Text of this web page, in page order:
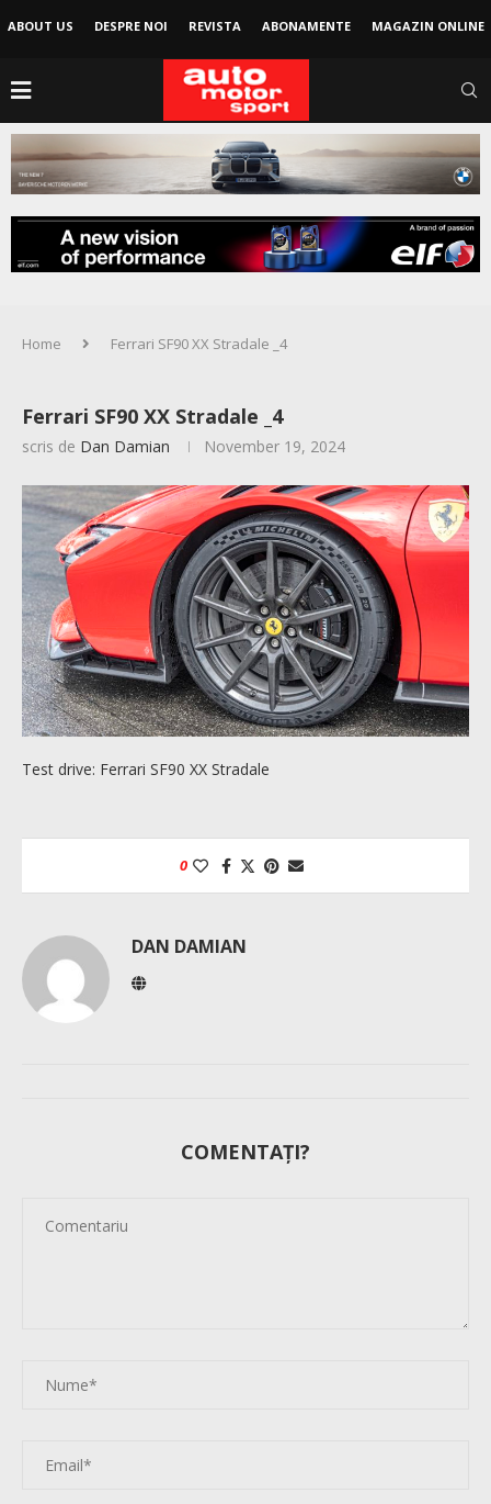
ABOUT US DESPRE NOI REVISTA ABONAMENTE MAGAZIN ONLINE
Home Ferrari SF90 XX Stradale _4
Ferrari SF90 XX Stradale _4
scris de Dan Damian November 19, 2024
Test drive: Ferrari SF90 XX Stradale
0
DAN DAMIAN
COMENTAȚI?